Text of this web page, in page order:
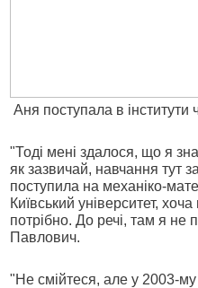
Аня поступала в інститути
"Тоді мені здалося, що я
як зазвичай, навчання тут
поступила на механіко-
Київський університет,
потрібно. До речі, там я не
Павлович.
"Не смійтеся, але у 2003-